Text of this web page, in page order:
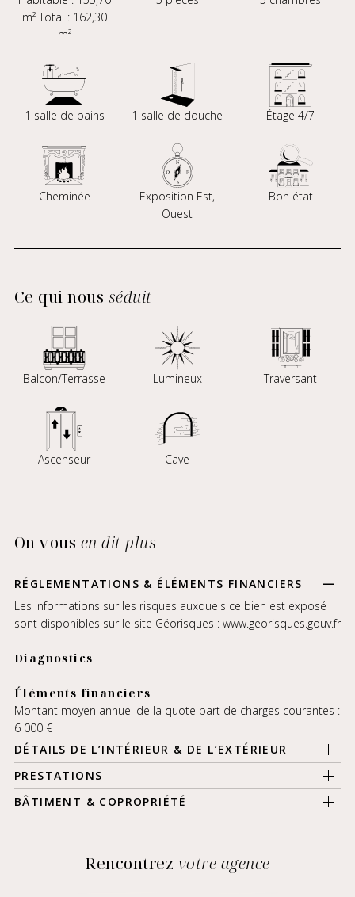
m² Total : 162,30
m²
1 salle de bains 1 salle de douche Étage 4/7
Cheminée
Exposition Est,
Ouest
Bon état
Ce qui nous séduit
Balcon/Terrasse Lumineux Traversant
Ascenseur Cave
On vous en dit plus
RÉGLEMENTATIONS & ÉLÉMENTS FINANCIERS
Les informations sur les risques auxquels ce bien est exposé
sont disponibles sur le site Géorisques : www.georisques.gouv.fr
Diagnostics
Éléments financiers
Montant moyen annuel de la quote part de charges courantes :
6 000 €
DÉTAILS DE L’INTÉRIEUR & DE L’EXTÉRIEUR
PRESTATIONS
BÂTIMENT & COPROPRIÉTÉ
Rencontrez votre agence